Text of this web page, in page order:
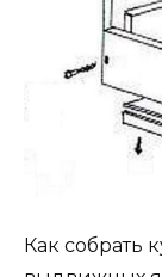
Как собрать